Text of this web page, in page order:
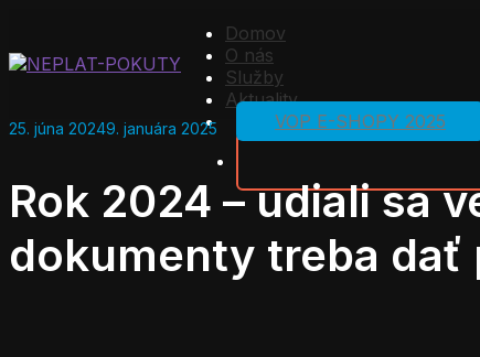
Domov
O nás
Služby
Aktuality
VOP E-SHOPY 2025
25. júna 20249. januára 2025
Rok 2024 – udiali sa
dokumenty treba dať